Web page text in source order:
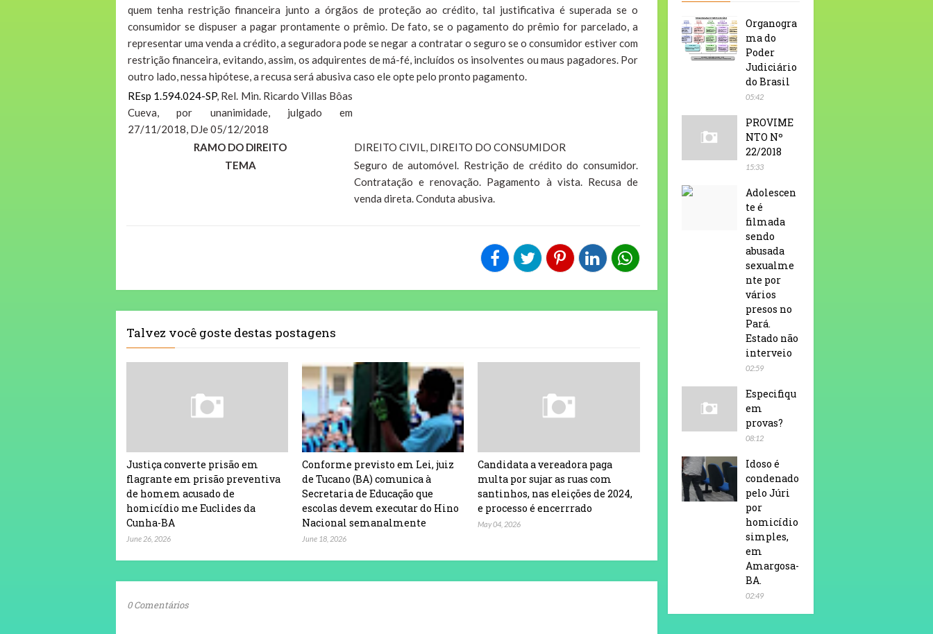
quem tenha restrição financeira junto a órgãos de proteção ao crédito, tal justificativa é superada se o
consumidor se dispuser a pagar prontamente o prêmio. De fato, se o pagamento do prêmio for parcelado, a
representar uma venda a crédito, a seguradora pode se negar a contratar o seguro se o consumidor estiver com
restrição financeira, evitando, assim, os adquirentes de má-fé, incluídos os insolventes ou maus pagadores. Por
outro lado, nessa hipótese, a recusa será abusiva caso ele opte pelo pronto pagamento.
REsp 1.594.024-SP, Rel. Min. Ricardo Villas Bôas
Cueva, por unanimidade, julgado em
27/11/2018, DJe 05/12/2018
RAMO DO DIREITO
DIREITO CIVIL, DIREITO DO CONSUMIDOR
TEMA
Seguro de automóvel. Restrição de crédito do consumidor.
Contratação e renovação. Pagamento à vista. Recusa de
venda direta. Conduta abusiva.
Talvez você goste destas postagens
Justiça converte prisão em
flagrante em prisão preventiva
de homem acusado de
homicídio me Euclides da
Cunha-BA
June 26, 2026
Conforme previsto em Lei, juiz
de Tucano (BA) comunica à
Secretaria de Educação que
escolas devem executar do Hino
Nacional semanalmente
June 18, 2026
Candidata a vereadora paga
multa por sujar as ruas com
santinhos, nas eleições de 2024,
e processo é encerrrado
May 04, 2026
0 Comentários
Organogra
ma do
Poder
Judiciário
do Brasil
05:42
PROVIME
NTO Nº
22/2018
15:33
Adolescen
te é
filmada
sendo
abusada
sexualme
nte por
vários
presos no
Pará.
Estado não
interveio
02:59
Especifiqu
em
provas?
08:12
Idoso é
condenado
pelo Júri
por
homicídio
simples,
em
Amargosa-
BA.
02:49